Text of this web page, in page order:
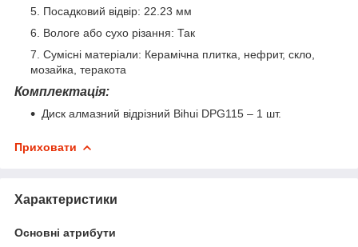
Посадковий відвір: 22.23 мм
Вологе або сухо різання: Так
Сумісні матеріали: Керамічна плитка, нефрит, скло,
мозайка, теракота
Комплектація:
Диск алмазний відрізний Bihui DPG115 – 1 шт.
Приховати
Характеристики
Основні атрибути